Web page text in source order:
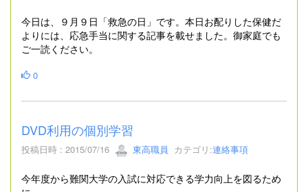
今日は、９月９日「救急の日」です。本日お配りした保健だ
よりには、応急手当に関する記事を載せました。御家庭でも
ご一読ください。
0
DVD利用の個別学習
投稿日時 : 2015/07/16 東高職員 カテゴリ:連絡事項
今年度から難関大学の入試に対応できる学力向上を図るため